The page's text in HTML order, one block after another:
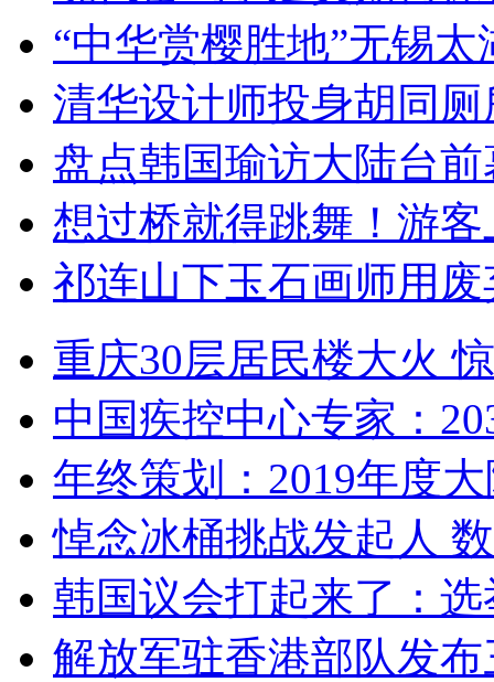
“中华赏樱胜地”无锡
清华设计师投身胡同
盘点韩国瑜访大陆台
想过桥就得跳舞！游客
祁连山下玉石画师用
重庆30层居民楼大火
中国疾控中心专家：
年终策划：2019年度
悼念冰桶挑战发起人
韩国议会打起来了：
解放军驻香港部队发